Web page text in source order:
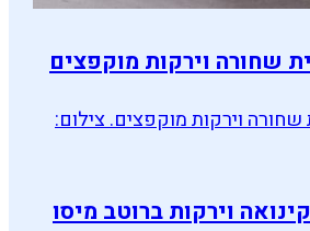
שחורה וירקות מוקפצים
וירקות ברוטב מיסו